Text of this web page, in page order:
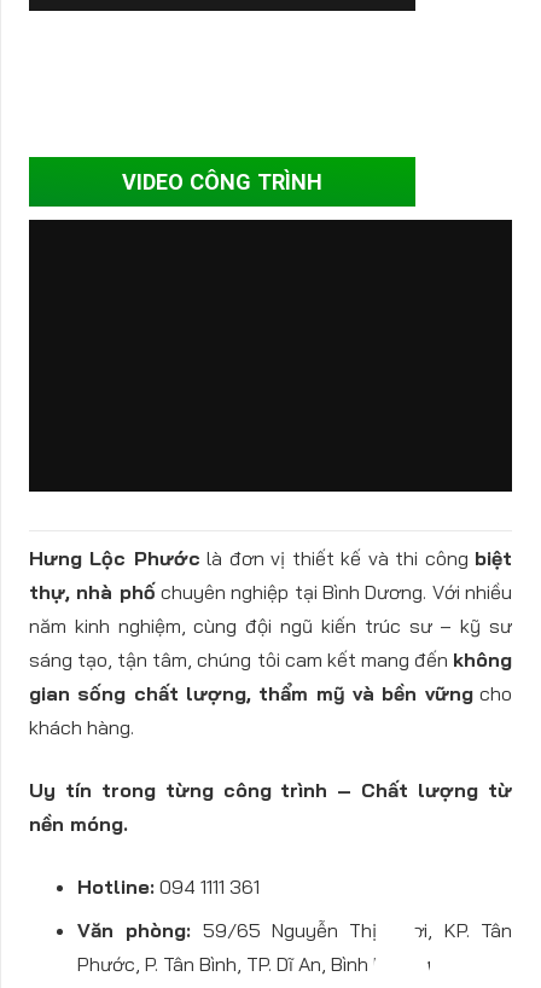
VIDEO CÔNG TRÌNH
Hưng Lộc Phước là đơn vị thiết kế và thi công biệt
thự, nhà phố chuyên nghiệp tại Bình Dương. Với nhiều
năm kinh nghiệm, cùng đội ngũ kiến trúc sư – kỹ sư
sáng tạo, tận tâm, chúng tôi cam kết mang đến không
gian sống chất lượng, thẩm mỹ và bền vữngcho
khách hàng.
Uy tín trong từng công trình – Chất lượng từ
nền móng.
Hotline: 094 1111 361
Văn phòng: 59/65 Nguyễn Thị Tươi, KP. Tân
Phước, P. Tân Bình, TP. Dĩ An, Bình Dương